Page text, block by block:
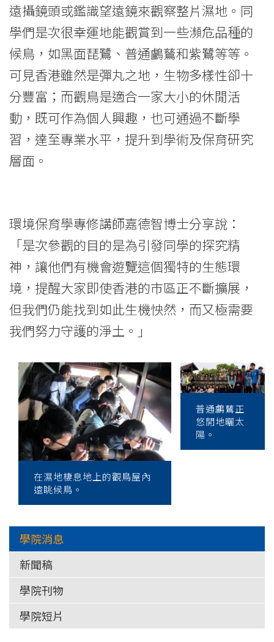
學
院
消
息
國
院
香
港
浸
會
大
學
遠攝鏡頭或鑑識望遠鏡來觀察整片濕地。同
學們是次很幸運地能觀賞到一些瀕危品種的
候鳥，如黑面琵鷺、普通鸕鶿和紫鷺等等。
可見香港雖然是彈丸之地，生物多樣性卻十
分豐富；而觀鳥是適合一家大小的休閒活
動，既可作為個人興趣，也可通過不斷學
習，達至專業水平，提升到學術及保育研究
層面。
環境保育學專修講師嘉德智博士分享說：
「是次參觀的目的是為引發同學的探究精
神，讓他們有機會遊覽這個獨特的生態環
境，提醒大家即使香港的市區正不斷擴展，
但我們仍能找到如此生機怏然，而又極需要
我們努力守護的淨土。」
在濕地棲息地上的觀鳥屋內
遠眺候鳥。
普通鸕鶿正
悠閒地曬太
陽。
學院消息
新聞稿
學院刊物
學院短片